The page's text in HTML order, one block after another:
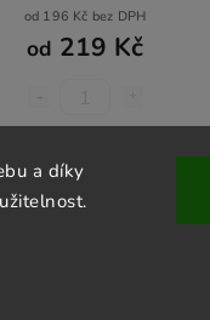
a díky
od 196 Kč bez DPH
od 219 Kč